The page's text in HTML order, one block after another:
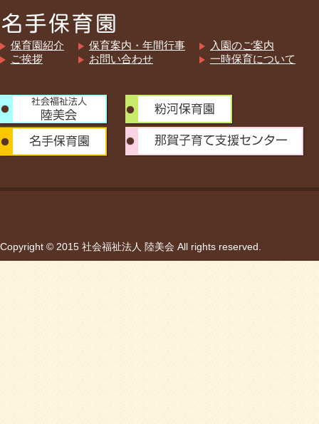
保育園紹介
ご挨拶
保育案内・年間行事
お問い合わせ
入園のご案内
一時保育について
Copyright © 2015 社会福祉法人 陸美会 All rights reserved.